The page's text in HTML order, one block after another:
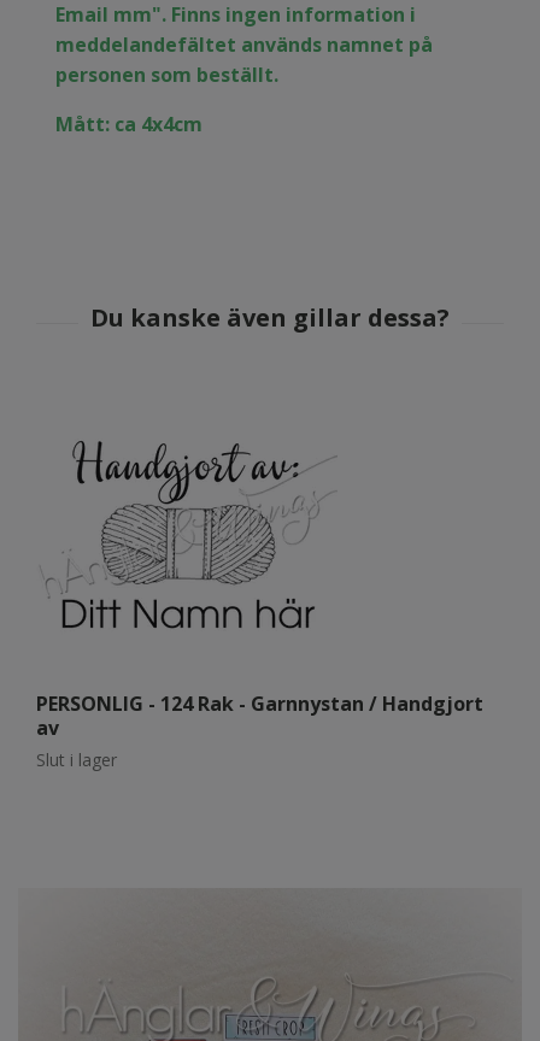
Email mm". Finns ingen information i
meddelandefältet används namnet på
personen som beställt.
Mått: ca 4x4cm
PERSONLIG - 124 Rak - Garnnystan / Handgjort
av
Slut i lager